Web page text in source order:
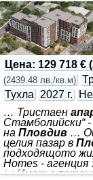
осигурява
входни
подлежи на
и
Цена: 129 718 € (
(2439.48 лв./кв.м)
Тухла
2027 г.
… Тристаен
Стамболийски“
на Пловдив …
целия пазар в
подходящото
Homes -
📈 Имот с